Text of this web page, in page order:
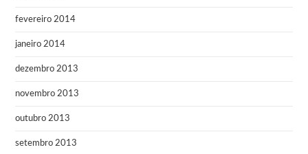
fevereiro 2014
janeiro 2014
dezembro 2013
novembro 2013
outubro 2013
setembro 2013